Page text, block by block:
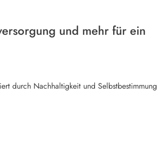
und mehr für ein
durch Nachhaltigkeit und Selbstbestimmung